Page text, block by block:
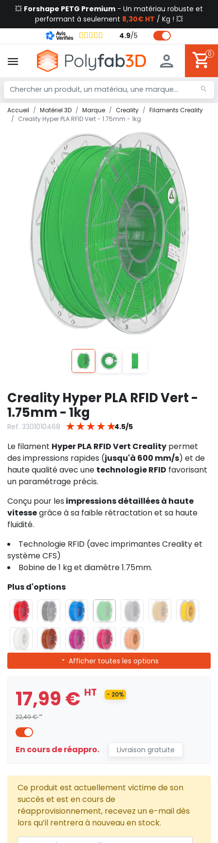
💥 Forshape PETG Premium - Un matériau robuste et
performant à seulement 8,30€ HT / Kg ! 💥
4.9/5
0
Accueil Matériel 3D Marque Creality
Filaments Creality
Creality Hyper PLA RFID Vert - 1.75mm - 1kg
Creality Hyper PLA RFID Vert -
1.75mm - 1kg
Ref. 3301010468 ★ ★ ★ ★ ★4.5/5
Le filament Hyper PLA RFID Vert Creality permet
des impressions rapides (jusqu'à 600 mm/s) et de
haute qualité avec une technologie RFID favorisant
un paramétrage précis.
Conçu pour les impressions détaillées à haute
vitessegrâce à sa faible rétractation et sa haute
fluidité.
Technologie RFID (avec imprimantes Creality et
système CFS)
Bobine de 1 kg et diamètre 1.75mm.
Plus d'options
Afficher toutes les options
17,99 € HT
22,49 €HT
- 20%
En cours de réappro. Livraison gratuite
Ce produit est actuellement victime de son
succès et est en cours de
réapprovisionnement, recevez un e-mail dès
lors qu’il rentrera à nouveau en stock.